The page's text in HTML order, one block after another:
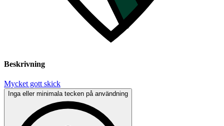
Beskrivning
Mycket gott skick
Inga eller minimala tecken på användning